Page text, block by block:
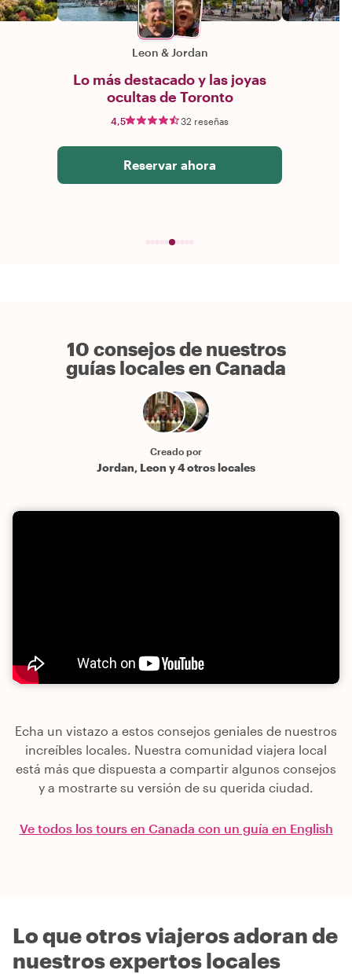
Leon & Jordan
Lo más destacado y las joyas
ocultas de Toronto
4,5 32 reseñas
Reservar ahora
10 consejos de nuestros
guías locales en Canada
Creado por
Jordan, Leon y 4 otros locales
Echa un vistazo a estos consejos geniales de nuestros
increíbles locales. Nuestra comunidad viajera local
está más que dispuesta a compartir algunos consejos
y a mostrarte su versión de su querida ciudad.
Ve todos los tours en Canada con un guía en English
Lo que otros viajeros adoran de
nuestros expertos locales